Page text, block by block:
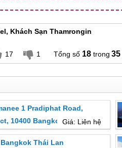
Khách Sạn Thamrongin
17 1 18 35
1 Pradiphat Road,
10400 Bangkok, Thái Lan
Giá: Liên hệ
Thái Lan